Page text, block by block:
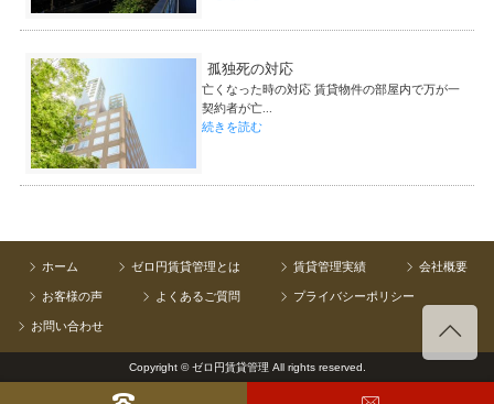
孤独死の対応
亡くなった時の対応 賃貸物件の部屋内で万が一
契約者が亡...
続きを読む
ホーム ゼロ円賃貸管理とは 賃貸管理実績 会社概要
お客様の声 よくあるご質問 プライバシーポリシー
お問い合わせ
Copyright © ゼロ円賃貸管理 All rights reserved.